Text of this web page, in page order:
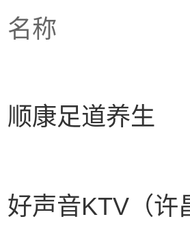
名称
顺康足道养生
好声音KTV（许